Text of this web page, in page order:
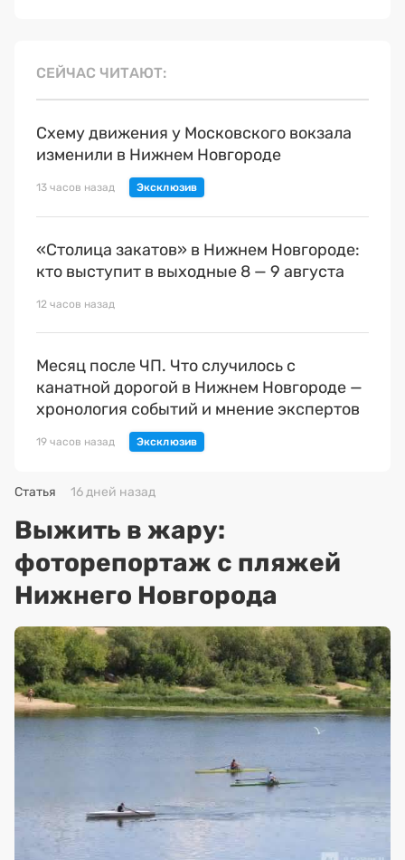
СЕЙЧАС ЧИТАЮТ
Схему движения у Московского вокзала
изменили в Нижнем Новгороде
13 часов назад
«Столица закатов» в Нижнем Новгороде:
кто выступит в выходные 8 — 9 августа
12 часов назад
Месяц после ЧП. Что случилось с
канатной дорогой в Нижнем Новгороде —
хронология событий и мнение экспертов
19 часов назад
Статья 16 дней назад
Выжить в жару:
фоторепортаж с пляжей
Нижнего Новгорода